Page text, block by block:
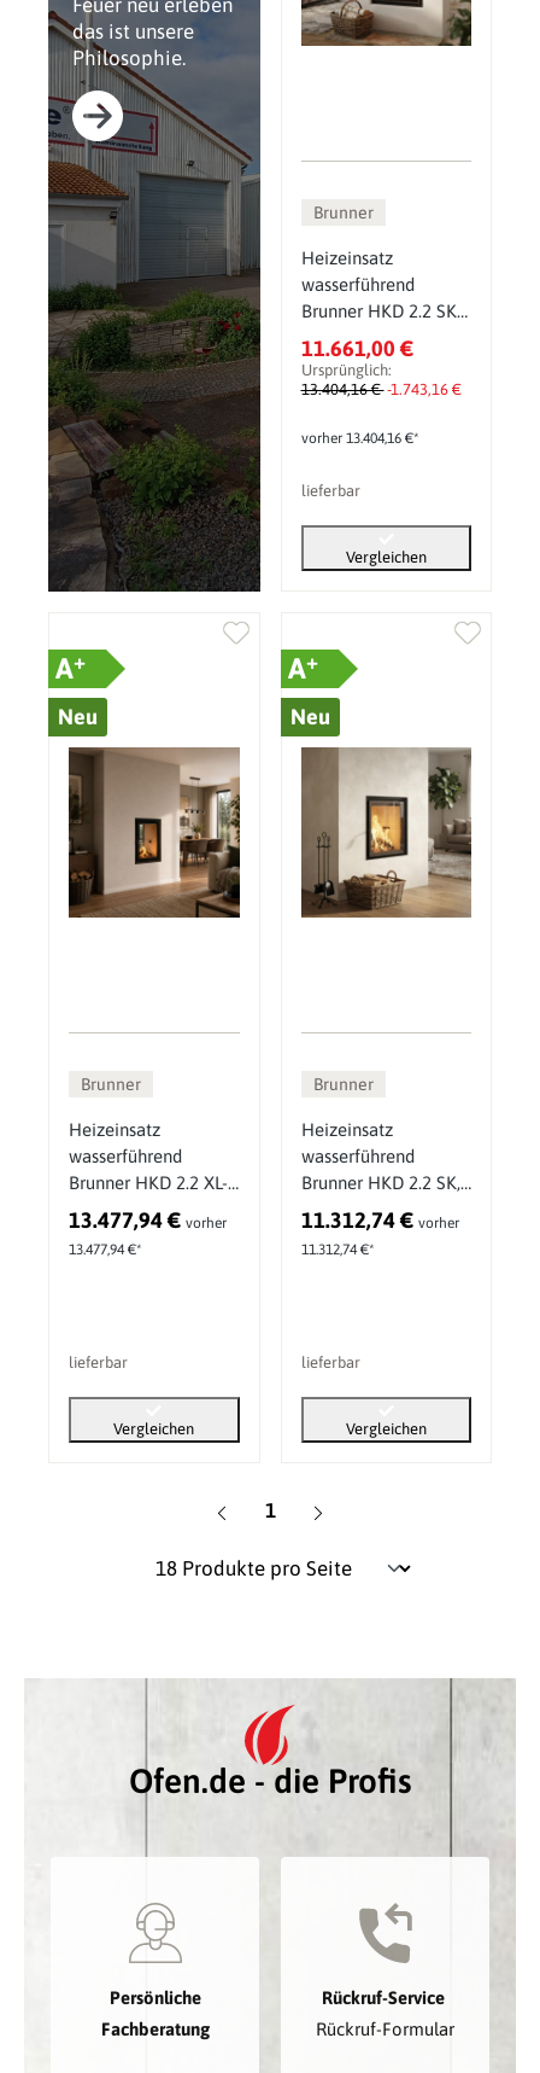
Feuer neu erleben
das ist unsere
Philosophie.
Brunner
Heizeinsatz
wasserführend
Brunner HKD 2.2 SK
Tunnel, Drehtür 12
kW
11.661,00 €
Ursprünglich:
13.404,16 €-1.743,16 €
vorher 13.404,16 €*
lieferbar
Vergleichen
A+
Neu
Brunner
Heizeinsatz
wasserführend
Brunner HKD 2.2 XL-
SK/h Tunnel, Drehtür
13 kW
13.477,94 € vorher
13.477,94 €*
lieferbar
Vergleichen
A+
Neu
Brunner
Heizeinsatz
wasserführend
Brunner HKD 2.2 SK,
Drehtür 12 kW
11.312,74 € vorher
11.312,74 €*
lieferbar
Vergleichen
Seite
1
Ofen.de - die Profis
Persönliche
Fachberatung
Rückruf-Service
Rückruf-Formular